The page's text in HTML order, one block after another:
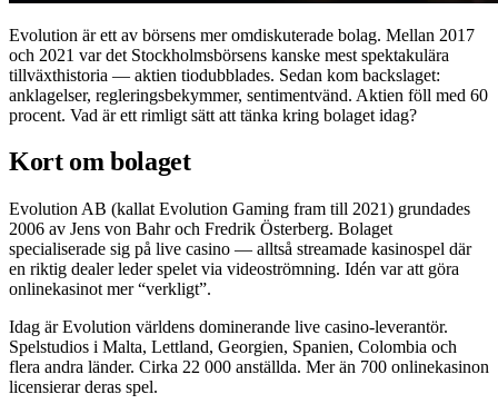
Evolution är ett av börsens mer omdiskuterade bolag. Mellan 2017
och 2021 var det Stockholmsbörsens kanske mest spektakulära
tillväxthistoria — aktien tiodubblades. Sedan kom backslaget:
anklagelser, regleringsbekymmer, sentimentvänd. Aktien föll med 60
procent. Vad är ett rimligt sätt att tänka kring bolaget idag?
Kort om bolaget
Evolution AB (kallat Evolution Gaming fram till 2021) grundades
2006 av Jens von Bahr och Fredrik Österberg. Bolaget
specialiserade sig på live casino — alltså streamade kasinospel där
en riktig dealer leder spelet via videoströmning. Idén var att göra
onlinekasinot mer “verkligt”.
Idag är Evolution världens dominerande live casino-leverantör.
Spelstudios i Malta, Lettland, Georgien, Spanien, Colombia och
flera andra länder. Cirka 22 000 anställda. Mer än 700 onlinekasinon
licensierar deras spel.